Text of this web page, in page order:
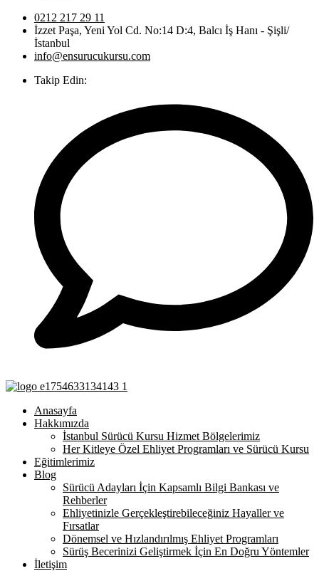
0212 217 29 11
İzzet Paşa, Yeni Yol Cd. No:14 D:4, Balcı İş Hanı - Şişli/
İstanbul
info@ensurucukursu.com
Takip Edin:
Anasayfa
Hakkımızda
İstanbul Sürücü Kursu Hizmet Bölgelerimiz
Her Kitleye Özel Ehliyet Programları ve Sürücü Kursu
Eğitimlerimiz
Blog
Sürücü Adayları İçin Kapsamlı Bilgi Bankası ve
Rehberler
Ehliyetinizle Gerçekleştirebileceğiniz Hayaller ve
Fırsatlar
Dönemsel ve Hızlandırılmış Ehliyet Programları
Sürüş Becerinizi Geliştirmek İçin En Doğru Yöntemler
İletişim